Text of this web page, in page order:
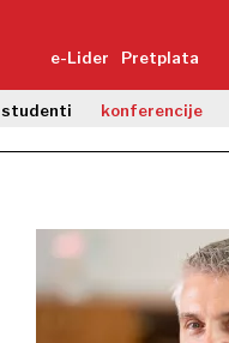
e-Lider Pretplata
studenti konferencije